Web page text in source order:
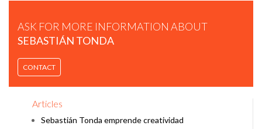
ASK FOR MORE INFORMATION ABOUT
SEBASTIÁN TONDA
CONTACT
Articles
Sebastián Tonda emprende creatividad
TONDA